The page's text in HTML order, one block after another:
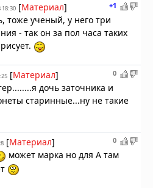
+1
18:30 [Материал]
тоже ученый, у него три
- так он за пол часа таких
0
[Материал]
дочь заточника и
старинные...ну не такие
0
[Материал]
может марка но для А там